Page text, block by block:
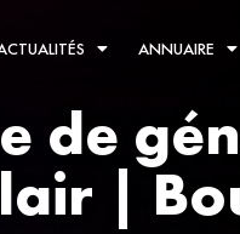
ANNUAIRE
de
|